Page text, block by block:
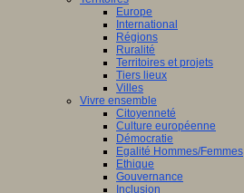
Europe
International
Régions
Ruralité
Territoires et projets
Tiers lieux
Villes
Vivre ensemble
Citoyenneté
Culture européenne
Démocratie
Egalité Hommes/Femmes
Ethique
Gouvernance
Inclusion